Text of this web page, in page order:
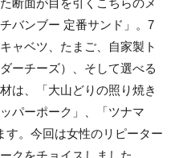
バンブー 定番サンド」。7
ャベツ、たまご、自家製ト
ーチーズ）、そして選べる
は、「大山どりの照り焼き
パーポーク」、「ツナマ
す。今回は女性のリピーター
クをチョイスしました。